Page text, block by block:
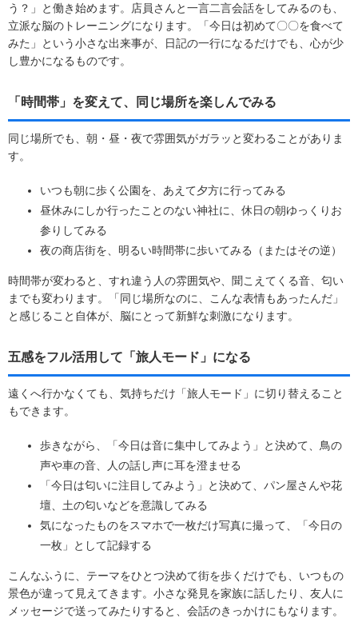
う？」と働き始めます。店員さんと一言二言会話をしてみるのも、
立派な脳のトレーニングになります。「今日は初めて〇〇を食べて
みた」という小さな出来事が、日記の一行になるだけでも、心が少
し豊かになるものです。
「時間帯」を変えて、同じ場所を楽しんでみる
同じ場所でも、朝・昼・夜で雰囲気がガラッと変わることがありま
す。
いつも朝に歩く公園を、あえて夕方に行ってみる
昼休みにしか行ったことのない神社に、休日の朝ゆっくりお
参りしてみる
夜の商店街を、明るい時間帯に歩いてみる（またはその逆）
時間帯が変わると、すれ違う人の雰囲気や、聞こえてくる音、匂い
までも変わります。「同じ場所なのに、こんな表情もあったんだ」
と感じること自体が、脳にとって新鮮な刺激になります。
五感をフル活用して「旅人モード」になる
遠くへ行かなくても、気持ちだけ「旅人モード」に切り替えること
もできます。
歩きながら、「今日は音に集中してみよう」と決めて、鳥の
声や車の音、人の話し声に耳を澄ませる
「今日は匂いに注目してみよう」と決めて、パン屋さんや花
壇、土の匂いなどを意識してみる
気になったものをスマホで一枚だけ写真に撮って、「今日の
一枚」として記録する
こんなふうに、テーマをひとつ決めて街を歩くだけでも、いつもの
景色が違って見えてきます。小さな発見を家族に話したり、友人に
メッセージで送ってみたりすると、会話のきっかけにもなります。